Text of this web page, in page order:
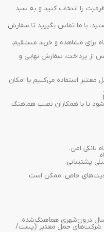
	•	سایر شهرها: ارسال از طریق شرکت‌های حمل معتبر (پست/